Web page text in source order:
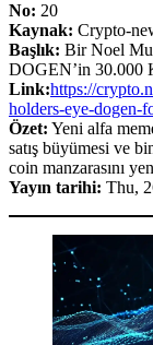
No: 20
Kaynak: Crypto-
Başlık: Bir Noel
DOGEN’in 30.000
Link:https://
holders-eye-dogen-
Özet: Yeni alfa
satış büyümesi ve
coin manzarasını
Yayın tarihi: Thu,